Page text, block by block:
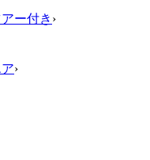
ー付き ›
›